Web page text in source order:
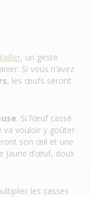
, un geste
Si vous n’avez
, les œufs seront
. Si l’œuf cassé
va vouloir y goûter.
son œil et une
jaune d’œuf, doux
les casses